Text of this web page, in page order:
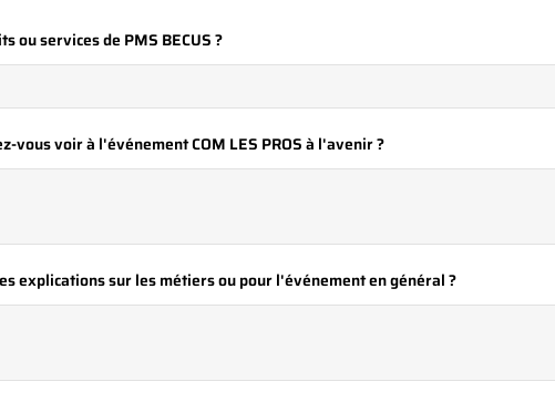
ou services de PMS BECUS ?
voir à l'événement COM LES PROS à l'avenir ?
explications sur les métiers ou pour l'événement en général ?